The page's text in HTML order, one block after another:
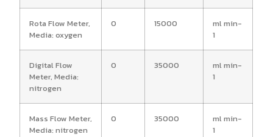
Rota Flow Meter,
Media: oxygen
0 15000
ml min-
1
Digital Flow
Meter, Media:
nitrogen
0 35000
ml min-
1
Mass Flow Meter,
Media: nitrogen
0 35000
ml min-
1